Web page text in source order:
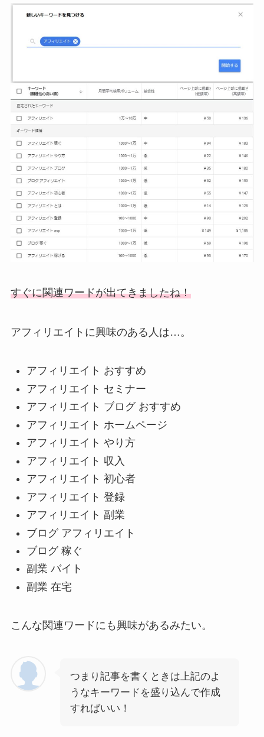
すぐに関連ワードが出てきましたね！
アフィリエイトに興味のある人は…。
アフィリエイト おすすめ
アフィリエイト セミナー
アフィリエイト ブログ おすすめ
アフィリエイト ホームページ
アフィリエイト やり方
アフィリエイト 収入
アフィリエイト 初心者
アフィリエイト 登録
アフィリエイト 副業
ブログ アフィリエイト
ブログ 稼ぐ
副業 バイト
副業 在宅
こんな関連ワードにも興味があるみたい。
つまり記事を書くときは上記のよ
うなキーワードを盛り込んで作成
すればいい！